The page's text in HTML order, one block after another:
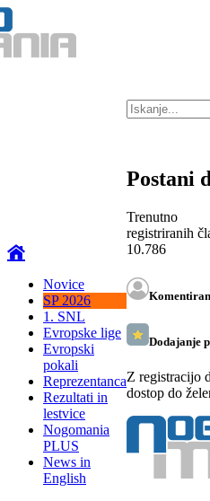
Novice
SP 2026
1. SNL
Evropske lige
Evropski
pokali
Reprezentanca
Rezultati in
lestvice
Nogomania
PLUS
News in
English
Postani
Trenutno
registriranih
10.786
Dodajanje
Z registracijo
dostop do